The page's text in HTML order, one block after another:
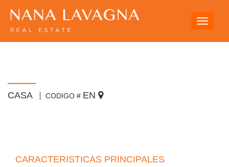
Toggle
CASA CODIGO # EN
CARACTERISTICAS PRINCIPALES